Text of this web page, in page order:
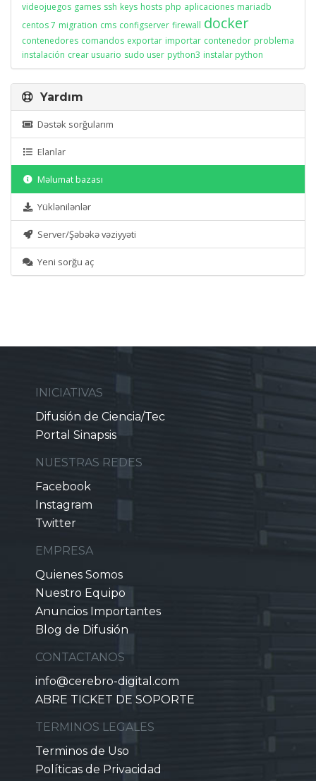
videojuegos games ssh keys hosts php aplicaciones mariadb
centos 7 migration cms configserver firewall docker
contenedores comandos exportar importar contenedor problema
instalación crear usuario sudo user python3 instalar python
Yardım
Dəstək sorğularım
Elanlar
Məlumat bazası
Yüklənilənlər
Server/Şəbəkə vəziyyəti
Yeni sorğu aç
INICIATIVAS
Difusión de Ciencia/Tec
Portal Sinapsis
NUESTRAS REDES
Facebook
Instagram
Twitter
EMPRESA
Quienes Somos
Nuestro Equipo
Anuncios Importantes
Blog de Difusión
CONTACTANOS
info@cerebro-digital.com
ABRE TICKET DE SOPORTE
TERMINOS LEGALES
Terminos de Uso
Políticas de Privacidad